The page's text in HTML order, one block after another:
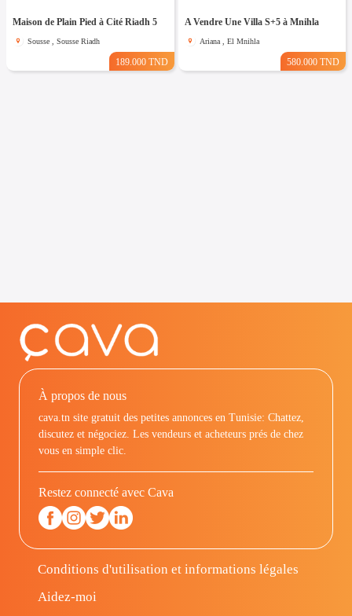
Maison de Plain Pied à Cité Riadh 5
Sousse , Sousse Riadh
189.000 TND
A Vendre Une Villa S+5 à Mnihla
Ariana , El Mnihla
580.000 TND
À propos de nous
cava.tn site gratuit des petites annonces en Tunisie: Chattez,
discutez et négociez. Les vendeurs et acheteurs prés de chez
vous en simple clic.
Restez connecté avec Cava
Conditions d'utilisation et informations légales
Aidez-moi